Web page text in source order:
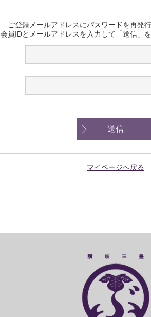
ご登録メールアドレスにパスワードを再発
会員IDとメールアドレスを入力して「送信」
送信
マイページへ戻る